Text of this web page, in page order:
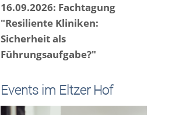
16.09.2026: Fachtagung
"Resiliente Kliniken:
Sicherheit als
Führungsaufgabe?"
Events im Eltzer Hof